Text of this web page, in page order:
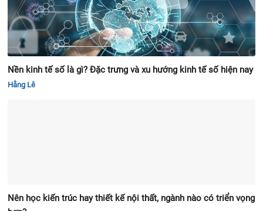
Nền kinh tế số là gì? Đặc trưng và xu hướng kinh tế số hiện nay
Hằng Lê
Nên học kiến trúc hay thiết kế nội thất, ngành nào có triển vọng